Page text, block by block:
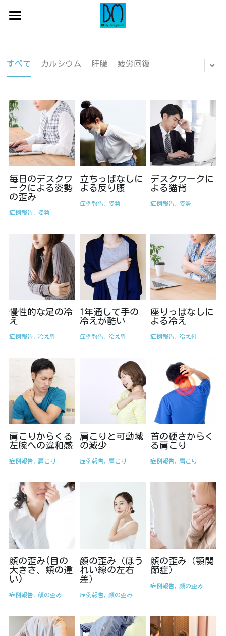
蒲田店
吉祥寺店
錦糸町店
コース一覧・料金
施術の流れ
全身整体コース
全身整体・小顔コース
オーダーメイドコース
よくある症例・お悩み
ご予約はコチラ
すべて カルシウム 肝臓 疲労回復
毎日のデスクワ
ークによる姿勢
の歪み
症例報告, 姿勢
立ちっぱなしに
よる反り腰
症例報告, 姿勢
デスクワークに
よる猫背
症例報告, 姿勢
慢性的な足の冷
え
症例報告, 冷え性
1年通して手の
冷えが酷い
症例報告, 冷え性
座りっぱなしに
よる冷え
症例報告, 冷え性
肩こりからくる
左腕への違和感
症例報告, 肩こり
肩こりと可動域
の減少
症例報告, 肩こり
首の硬さからく
る肩こり
症例報告, 肩こり
顔の歪み(目の
大きさ、頬の違
い)
症例報告, 顔の歪み
顔の歪み（ほう
れい線の左右
差）
症例報告, 顔の歪み
顔の歪み（顎関
節症）
症例報告, 顔の歪み
ブログカテゴリー
お悩み
症例報告
症状別
お役立ちブログ